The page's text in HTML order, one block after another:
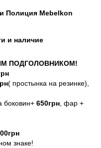
Полиция Mebelkon
и наличие
ПОДГОЛОВНИКОМ!
( простынка на резинке),
боковин+ 650грн , фар +
знаке!